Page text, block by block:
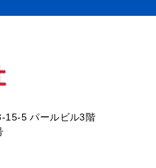
15-5 パールビル3階